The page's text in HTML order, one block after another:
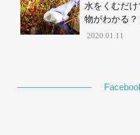
水をくむだ
物がわかる
2020.01.11